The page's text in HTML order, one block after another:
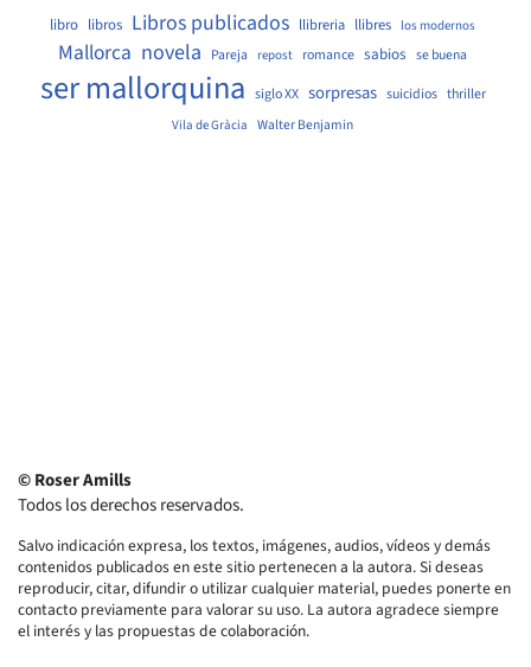
libro libros Libros publicados llibreria llibres los modernos
Mallorca novela Pareja repost romance sabios se buena
ser mallorquina siglo XX sorpresas suicidios thriller
Vila de Gràcia Walter Benjamin
© Roser Amills
Todos los derechos reservados.
Salvo indicación expresa, los textos, imágenes, audios, vídeos y demás
contenidos publicados en este sitio pertenecen a la autora. Si deseas
reproducir, citar, difundir o utilizar cualquier material, puedes ponerte en
contacto previamente para valorar su uso. La autora agradece siempre
el interés y las propuestas de colaboración.